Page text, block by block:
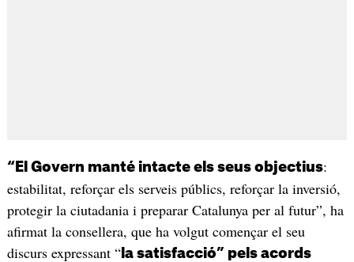
“El Govern manté intacte els seus objectius:
estabilitat, reforçar els serveis públics, reforçar la inversió,
protegir la ciutadania i preparar Catalunya per al futur”, ha
afirmat la consellera, que ha volgut començar el seu
discurs expressant “la satisfacció” pels acords